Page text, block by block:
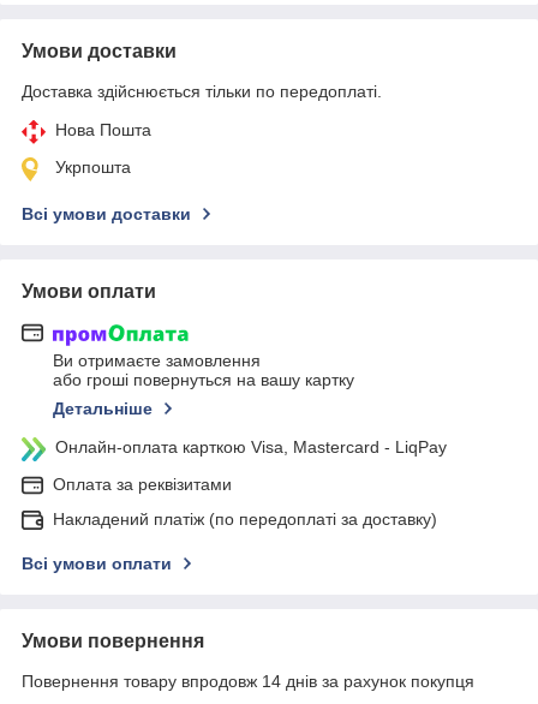
Умови доставки
Доставка здійснюється тільки по передоплаті.
Нова Пошта
Укрпошта
Всі умови доставки
Умови оплати
Ви отримаєте замовлення
або гроші повернуться на вашу картку
Детальніше
Онлайн-оплата карткою Visa, Mastercard - LiqPay
Оплата за реквізитами
Накладений платіж (по передоплаті за доставку)
Всі умови оплати
Умови повернення
Повернення товару впродовж 14 днів за рахунок покупця